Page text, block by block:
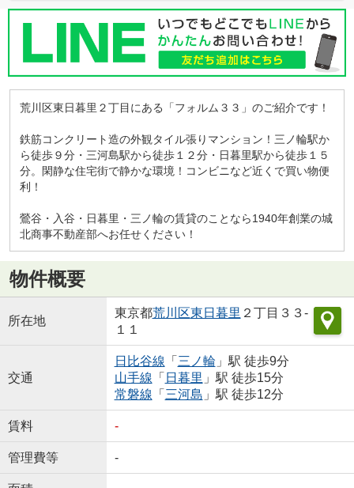
荒川区東日暮里２丁目にある「フォルム３３」のご紹介です！
鉄筋コンクリート造の外観タイル張りマンション！三ノ輪駅か
ら徒歩９分・三河島駅から徒歩１２分・日暮里駅から徒歩１５
分。閑静な住宅街で静かな環境！コンビニなど近くで買い物便
利！
鶯谷・入谷・日暮里・三ノ輪の賃貸のことなら1940年創業の城
北商事不動産部へお任せください！
物件概要
所在地
東京都荒川区東日暮里 ２丁目３３-
１１
交通
日比谷線 「 三ノ輪」駅 徒歩9分
山手線 「 日暮里 」駅 徒歩15分
常磐線 「 三河島 」駅 徒歩12分
賃料 -
管理費等 -